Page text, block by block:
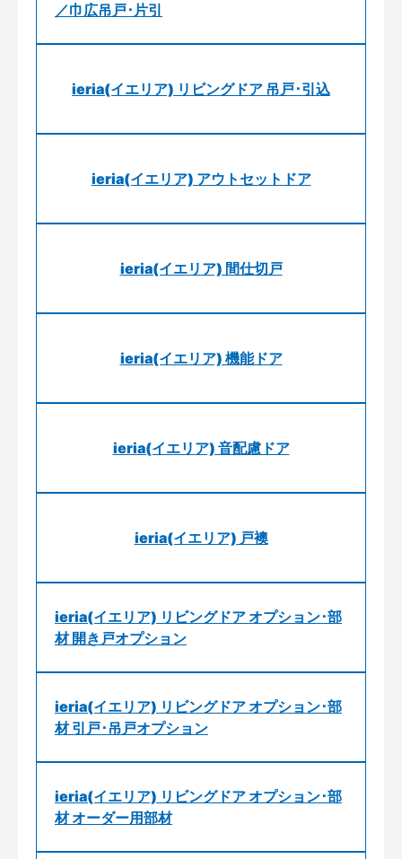
／巾広吊戸･片引
ieria(イエリア) リビングドア 吊戸･引込
ieria(イエリア) アウトセットドア
ieria(イエリア) 間仕切戸
ieria(イエリア) 機能ドア
ieria(イエリア) 音配慮ドア
ieria(イエリア) 戸襖
ieria(イエリア) リビングドア オプション･部
材 開き戸オプション
ieria(イエリア) リビングドア オプション･部
材 引戸･吊戸オプション
ieria(イエリア) リビングドア オプション･部
材 オーダー用部材